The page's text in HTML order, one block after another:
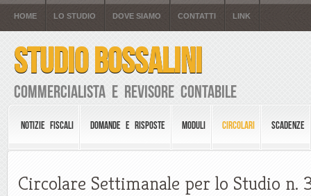
HOME LO STUDIO DOVE SIAMO CONTATTI LINK
STUDIO BOSSALINI
Commercialista e Revisore Contabile
NOTIZIE FISCALI DOMANDE E RISPOSTE MODULI CIRCOLARI SCADENZE
Circolare Settimanale per lo Studio n.